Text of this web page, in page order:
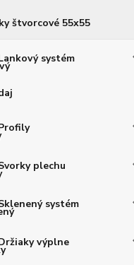
štvorcové 55x55
systém
plechu
systém
výplne